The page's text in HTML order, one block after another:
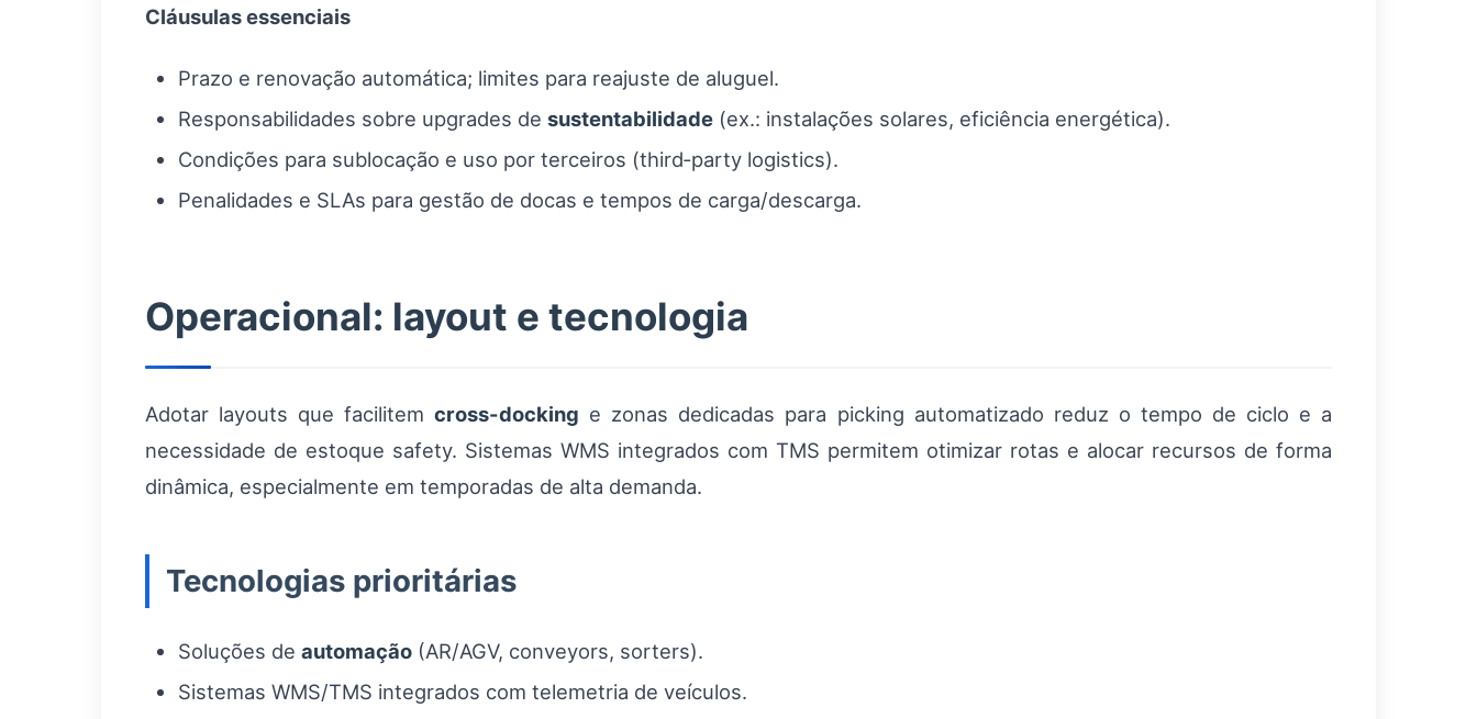
Cláusulas essenciais
Prazo e renovação automática; limites para reajuste de aluguel.
Responsabilidades sobre upgrades de sustentabilidade (ex.: instalações solares, eficiência energética).
Condições para sublocação e uso por terceiros (third‑party logistics).
Penalidades e SLAs para gestão de docas e tempos de carga/descarga.
Operacional: layout e tecnologia
Adotar layouts que facilitemcross-docking e zonas dedicadas para picking automatizado reduz o tempo de ciclo e a
necessidade de estoque safety. Sistemas WMS integrados com TMS permitem otimizar rotas e alocar recursos de forma
dinâmica, especialmente em temporadas de alta demanda.
Tecnologias prioritárias
Soluções de automação (AR/AGV, conveyors, sorters).
Sistemas WMS/TMS integrados com telemetria de veículos.